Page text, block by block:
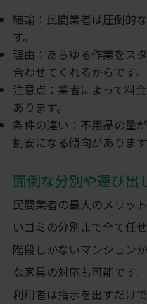
結論：民間業者は圧倒的
す。
理由：あらゆる作業をス
合わせてくれるからです。
注意点：業者によって料
あります。
条件の違い：不用品の量
割安になる傾向があります
面倒な分別や運び出
民間業者の最大のメリッ
いゴミの分別まで全て任
階段しかないマンション
な家具の対応も可能です。
利用者は指示を出すだけ